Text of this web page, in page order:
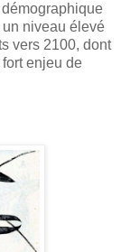
niveau élevé
vers 2100, dont
enjeu de